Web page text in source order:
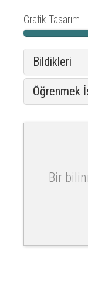
Grafik Tasarım
Bildikleri
Öğrenmek
Bir